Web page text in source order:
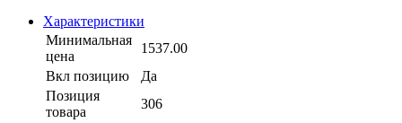
Характеристики
Минимальная
цена
1537.00
Вкл позицию
Да
Позиция
товара
306